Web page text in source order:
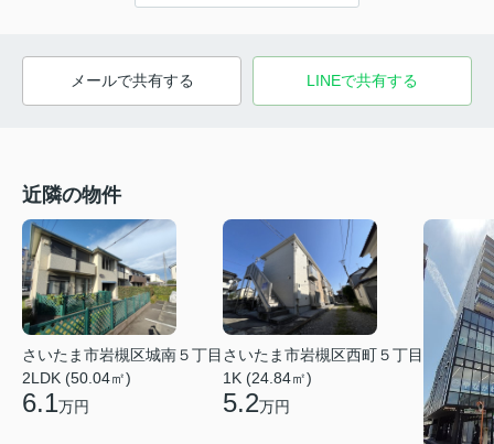
メールで共有する LINEで共有する
近隣の物件
さいたま市岩槻区城南５丁目
2LDK (50.04㎡)
6.1万円
さいたま市岩槻区西町５丁目
1K (24.84㎡)
5.2万円